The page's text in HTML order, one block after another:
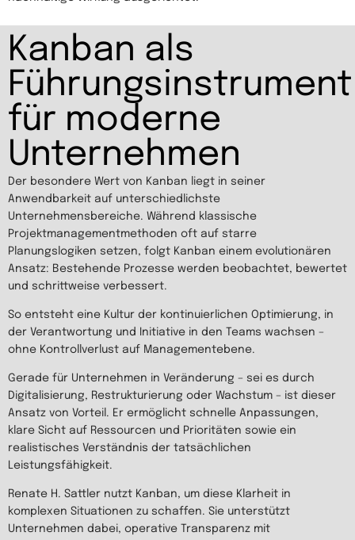
Kanban als
Führungsinstrument
für moderne
Unternehmen
Der besondere Wert von Kanban liegt in seiner
Anwendbarkeit auf unterschiedlichste
Unternehmensbereiche. Während klassische
Projektmanagementmethoden oft auf starre
Planungslogiken setzen, folgt Kanban einem evolutionären
Ansatz: Bestehende Prozesse werden beobachtet, bewertet
und schrittweise verbessert.
So entsteht eine Kultur der kontinuierlichen Optimierung, in
der Verantwortung und Initiative in den Teams wachsen –
ohne Kontrollverlust auf Managementebene.
Gerade für Unternehmen in Veränderung – sei es durch
Digitalisierung, Restrukturierung oder Wachstum – ist dieser
Ansatz von Vorteil. Er ermöglicht schnelle Anpassungen,
klare Sicht auf Ressourcen und Prioritäten sowie ein
realistisches Verständnis der tatsächlichen
Leistungsfähigkeit.
Renate H. Sattler nutzt Kanban, um diese Klarheit in
komplexen Situationen zu schaffen. Sie unterstützt
Unternehmen dabei, operative Transparenz mit